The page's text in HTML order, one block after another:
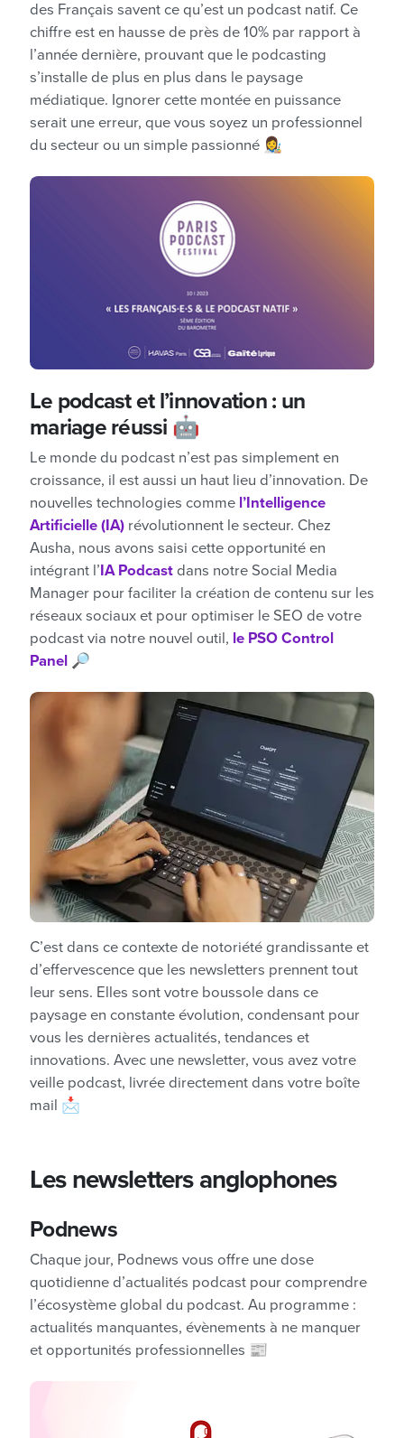
des Français savent ce qu’est un podcast natif. Ce
chiffre est en hausse de près de 10% par rapport à
l’année dernière, prouvant que le podcasting
s’installe de plus en plus dans le paysage
médiatique. Ignorer cette montée en puissance
serait une erreur, que vous soyez un professionnel
du secteur ou un simple passionné 👩‍🎨
Le podcast et l’innovation : un
mariage réussi 🤖
Le monde du podcast n’est pas simplement en
croissance, il est aussi un haut lieu d’innovation. De
nouvelles technologies comme l’Intelligence
Artificielle (IA) révolutionnent le secteur. Chez
Ausha, nous avons saisi cette opportunité en
intégrant l’IA Podcast dans notre Social Media
Manager pour faciliter la création de contenu sur les
réseaux sociaux et pour optimiser le SEO de votre
podcast via notre nouvel outil, le PSO Control
Panel 🔎
C’est dans ce contexte de notoriété grandissante et
d’effervescence que les newsletters prennent tout
leur sens. Elles sont votre boussole dans ce
paysage en constante évolution, condensant pour
vous les dernières actualités, tendances et
innovations. Avec une newsletter, vous avez votre
veille podcast, livrée directement dans votre boîte
mail 📩
Les newsletters anglophones
Podnews
Chaque jour, Podnews vous offre une dose
quotidienne d’actualités podcast pour comprendre
l’écosystème global du podcast. Au programme :
actualités manquantes, évènements à ne manquer
et opportunités professionnelles 📰